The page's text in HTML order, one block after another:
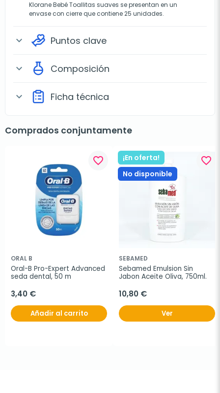
Klorane Bebé Toallitas suaves se presentan en un
envase con cierre que contiene 25 unidades.
expand_more Puntos clave
expand_more Composición
expand_more Ficha técnica
Comprados conjuntamente
favorite_border
ORAL B
Oral-B Pro-Expert Advanced
seda dental, 50 m
3,40 €
Añadir al carrito
¡En oferta!
No disponible
favorite_border
SEBAMED
Sebamed Emulsion Sin
Jabon Aceite Oliva, 750ml.
10,80 €
Ver